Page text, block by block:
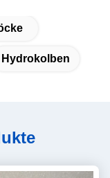
Hydrokolben